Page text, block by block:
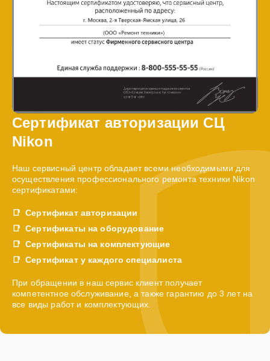
Сертификат авторизации СЦ
Nikon
Наш сервисный центр обладает всеми необходимыми для
осуществления профессионального ремонта техники Nikon
сертификатами:
Сертификат авторизации
Сертификаты на оборудование
Сертификаты на комплектующие
Сертификат у каждого специалиста
При обращении в наш сервис клиент получает
компетентное обслуживание, а также гарантию до 3 лет на
все виды работ и комплектующих.